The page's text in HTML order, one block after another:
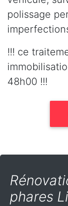
polissage
!!! ce
48h00 !!!
phares